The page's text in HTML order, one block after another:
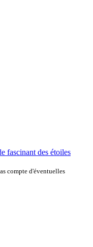
fascinant des étoiles
compte d'éventuelles